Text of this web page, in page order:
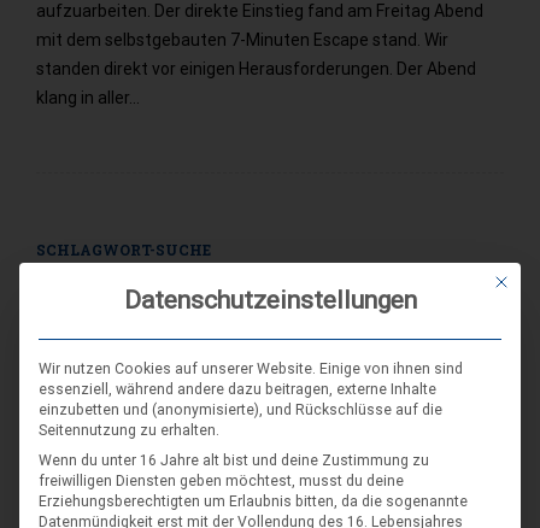
aufzuarbeiten. Der direkte Einstieg fand am Freitag Abend
mit dem selbstgebauten 7-Minuten Escape stand. Wir
standen direkt vor einigen Herausforderungen. Der Abend
klang in aller…
SCHLAGWORT-SUCHE
Mit
Datenschutzeinstellungen
Wir nutzen Cookies auf unserer Website. Einige von ihnen sind
essenziell, während andere dazu beitragen, externe Inhalte
einzubetten und (anonymisierte), und Rückschlüsse auf die
Seitennutzung zu erhalten.
Wenn du unter 16 Jahre alt bist und deine Zustimmung zu
freiwilligen Diensten geben möchtest, musst du deine
Erziehungsberechtigten um Erlaubnis bitten, da die sogenannte
Datenmündigkeit erst mit der Vollendung des 16. Lebensjahres